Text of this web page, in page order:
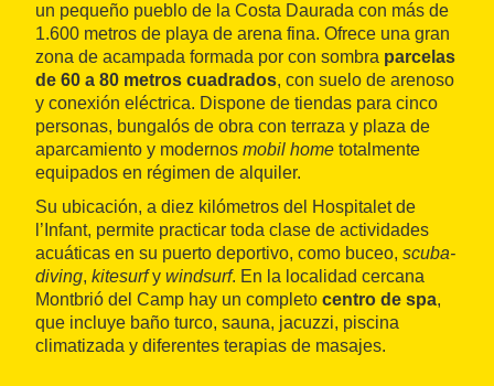
un pequeño pueblo de la Costa Daurada con más de
1.600 metros de playa de arena fina. Ofrece una gran
zona de acampada formada por con sombra parcelas
de 60 a 80 metros cuadrados, con suelo de arenoso
y conexión eléctrica. Dispone de tiendas para cinco
personas, bungalós de obra con terraza y plaza de
aparcamiento y modernos mobil home totalmente
equipados en régimen de alquiler.
Su ubicación, a diez kilómetros del Hospitalet de
l’Infant, permite practicar toda clase de actividades
acuáticas en su puerto deportivo, como buceo, scuba-
diving, kitesurfy windsurf. En la localidad cercana
Montbrió del Camp hay un completo centro de spa,
que incluye baño turco, sauna, jacuzzi, piscina
climatizada y diferentes terapias de masajes.